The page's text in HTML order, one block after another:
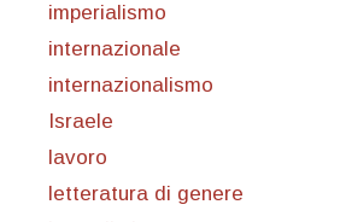
imperialismo
internazionale
internazionalismo
Israele
lavoro
letteratura di genere